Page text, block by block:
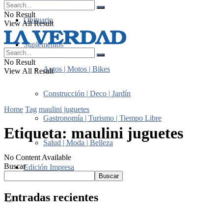
Obituario
Suplementos
Autos | Motos | Bikes
Construcción | Deco | Jardín
Gastronomía | Turismo | Tiempo Libre
Salud | Moda | Belleza
Edición Impresa
No Result
View All Result
No Result
View All Result
Home Tag maulini juguetes
Etiqueta: maulini juguetes
No Content Available
Buscar
Buscar
Entradas recientes